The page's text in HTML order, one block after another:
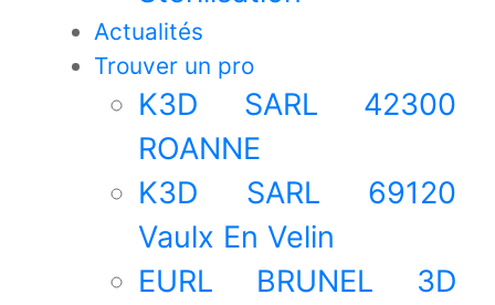
Actualités
Trouver un pro
K3D SARL 42300
ROANNE
K3D SARL 69120
Vaulx En Velin
EURL BRUNEL 3D